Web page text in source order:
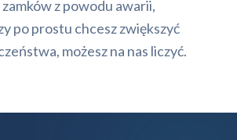
z powodu awarii,
po prostu chcesz zwiększyć
możesz na nas liczyć.